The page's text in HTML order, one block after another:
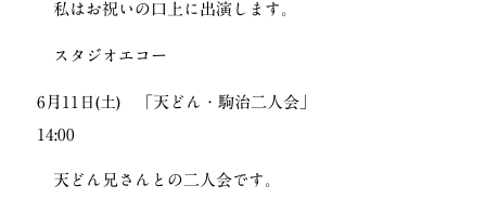
私はお祝いの口上に出演します。
スタジオエコー
6月11日(土) 「天どん・駒治二人会」
14:00
天どん兄さんとの二人会です。